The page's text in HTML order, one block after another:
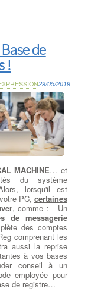
de
!
29/05/2019
MACHINE… et
du système
lorsqu'il est
PC, certaines
, comme : - Un
de messagerie
des comptes
comprenant les
aussi la reprise
à vos bases
conseil à un
employée pour
de registre…